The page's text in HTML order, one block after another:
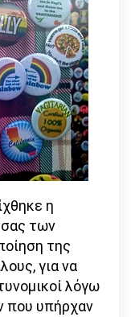
η
των
της
για να
λόγω
που υπήρχαν